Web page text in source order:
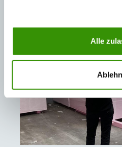
Alle